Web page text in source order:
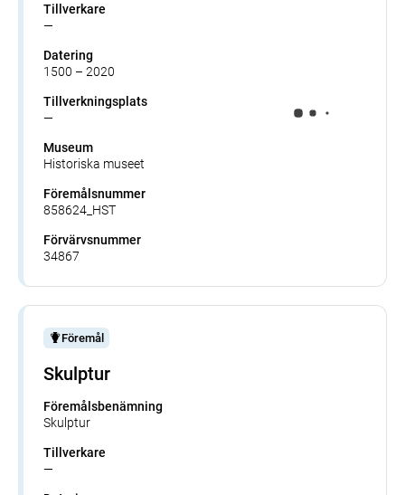
Tillverkare
—
Datering
1500 – 2020
Tillverkningsplats
—
Museum
Historiska museet
Föremålsnummer
858624_HST
Förvärvsnummer
34867
Föremål
Skulptur
Föremålsbenämning
Skulptur
Tillverkare
—